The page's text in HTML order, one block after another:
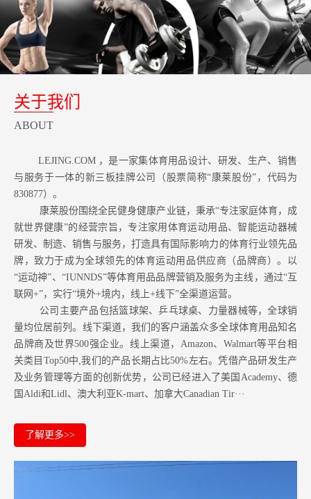
关于我们
ABOUT
LEJING.COM ，是一家集体育用品设计、研发、生产、销售
与服务于一体的新三板挂牌公司（股票简称“康莱股份”，代码为
830877）。
康莱股份围绕全民健身健康产业链，秉承“专注家庭体育，成
就世界健康”的经营宗旨，专注家用体育运动用品、智能运动器械
研发、制造、销售与服务，打造具有国际影响力的体育行业领先品
牌，致力于成为全球领先的体育运动用品供应商（品牌商）。以
“运动神”、“IUNNDS”等体育用品品牌营销及服务为主线，通过“互
联网+”，实行“境外+境内，线上+线下”全渠道运营。
公司主要产品包括篮球架、乒乓球桌、力量器械等，全球销
量均位居前列。 线下渠道，我们的客户涵盖众多全球体育用品知名
品牌商及世界500强企业。 线上渠道，Amazon、Walmart等平台相
关类目Top50中,我们的产品长期占比50%左右。凭借产品研发生产
及业务管理等方面的创新优势，公司已经进入了美国Academy、德
国Aldi和Lidl、澳大利亚K-mart、加拿大Canadian Tir···
了解更多>>